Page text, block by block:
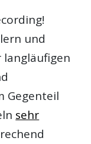
und
langläufigen
Gegenteil
sehr